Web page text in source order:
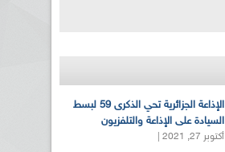
الإذاعة الجزائرية تحي الذكرى 59 لبسط
السيادة على الإذاعة والتلفزيون
أكتوبر 27, 2021 |